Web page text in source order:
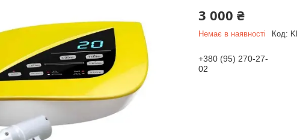
3 000 ₴
Немає в наявності Код:
+380 (95) 270-27-
02